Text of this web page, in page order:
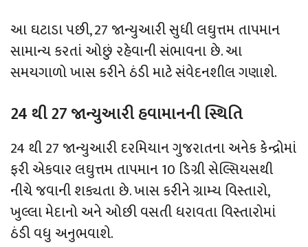
આ ઘટાડા પછી, 27 જાન્યુઆરી સુધી લઘુત્તમ તાપમાન
સામાન્ય કરતાં ઓછું રહેવાની સંભાવના છે. આ
સમયગાળો ખાસ કરીને ઠંડી માટે સંવેદનશીલ ગણાશે.
24 થી 27 જાન્યુઆરી હવામાનની સ્થિતિ
24 થી 27 જાન્યુઆરી દરમિયાન ગુજરાતના અનેક કેન્દ્રોમાં
ફરી એકવાર લઘુત્તમ તાપમાન 10 ડિગ્રી સેલ્સિયસથી
નીચે જવાની શક્યતા છે. ખાસ કરીને ગ્રામ્ય વિસ્તારો,
ખુલ્લા મેદાનો અને ઓછી વસતી ધરાવતા વિસ્તારોમાં
ઠંડી વધુ અનુભવાશે.